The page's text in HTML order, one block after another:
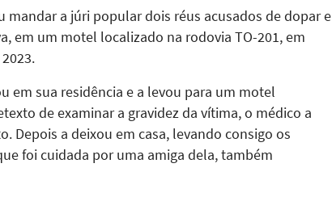
mandar a júri popular dois réus acusados de dopar e
em um motel localizado na rodovia TO-201, em
em sua residência e a levou para um motel
de examinar a gravidez da vítima, o médico a
Depois a deixou em casa, levando consigo os
foi cuidada por uma amiga dela, também